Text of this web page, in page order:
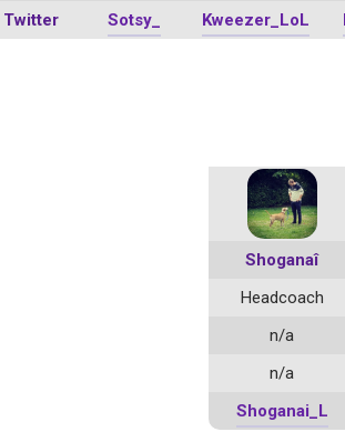
Twitter
Sotsy_ Kweezer_LoL
Shoganaî
Headcoach
n/a
n/a
Shoganai_L